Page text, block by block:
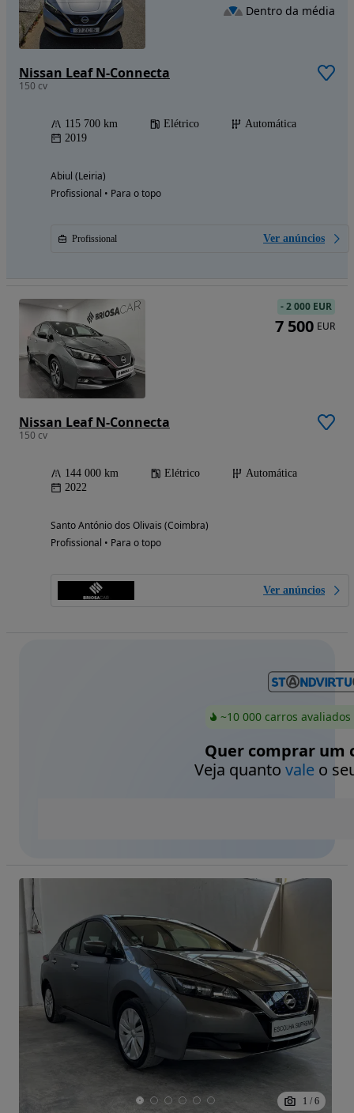
Nissan Leaf N-Connecta
150 cv
115 700 km Elétrico
Automática
2019
Abiul (Leiria)
Profissional • Para o topo
Profissional Ver anúncios
Dentro da média
Nissan Leaf N-Connecta
150 cv
144 000 km Elétrico
Automática
2022
Santo António dos Olivais (Coimbra)
Profissional • Para o topo
Ver anúncios
-2 000 EUR
7 500 EUR
~10 000 carros
Quer comprar um
Veja quanto valeo
1 / 6